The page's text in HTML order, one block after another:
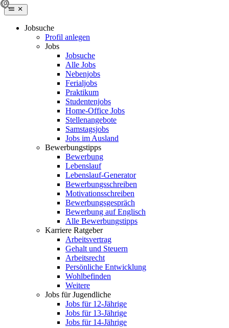
Jobsuche
Profil anlegen
Jobs
Jobsuche
Alle Jobs
Nebenjobs
Ferialjobs
Praktikum
Studentenjobs
Home-Office Jobs
Stellenangebote
Samstagsjobs
Jobs im Ausland
Bewerbungstipps
Bewerbung
Lebenslauf
Lebenslauf-Generator
Bewerbungsschreiben
Motivationsschreiben
Bewerbungsgespräch
Bewerbung auf Englisch
Alle Bewerbungstipps
Karriere Ratgeber
Arbeitsvertrag
Gehalt und Steuern
Arbeitsrecht
Persönliche Entwicklung
Wohlbefinden
Weitere
Jobs für Jugendliche
Jobs für 12-Jährige
Jobs für 13-Jährige
Jobs für 14-Jährige